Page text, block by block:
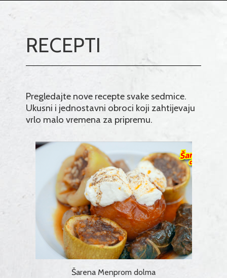
RECEPTI
Pregledajte nove recepte svake sedmice.
Ukusni i jednostavni obroci koji zahtijevaju
vrlo malo vremena za pripremu.
Šarena Menprom dolma